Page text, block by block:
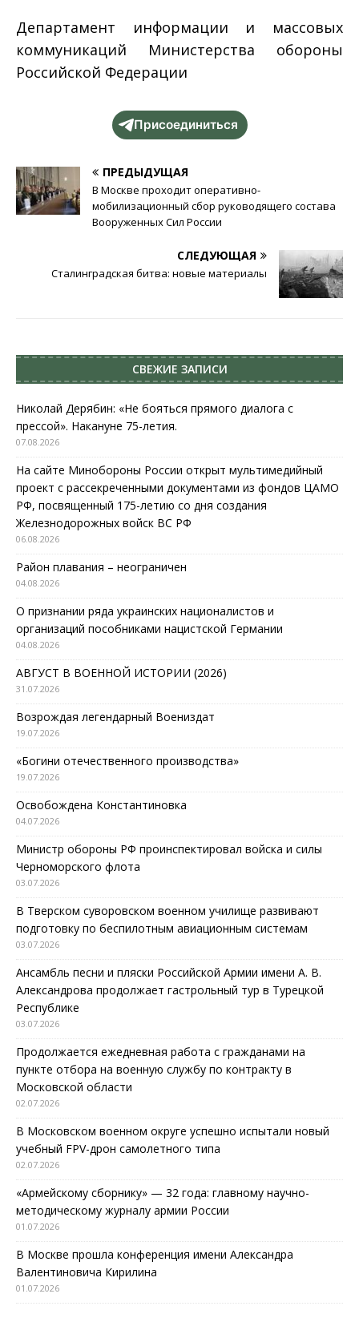
Департамент информации и массовых
коммуникаций Министерства обороны
Российской Федерации
Присоединиться
ПРЕДЫДУЩАЯ
В Москве проходит оперативно-
мобилизационный сбор руководящего состава
Вооруженных Сил России
СЛЕДУЮЩАЯ
Сталинградская битва: новые материалы
СВЕЖИЕ ЗАПИСИ
Николай Дерябин: «Не бояться прямого диалога с
прессой». Накануне 75-летия.
07.08.2026
На сайте Минобороны России открыт мультимедийный
проект с рассекреченными документами из фондов ЦАМО
РФ, посвященный 175-летию со дня создания
Железнодорожных войск ВС РФ
06.08.2026
Район плавания – неограничен
04.08.2026
О признании ряда украинских националистов и
организаций пособниками нацистской Германии
04.08.2026
АВГУСТ В ВОЕННОЙ ИСТОРИИ (2026)
31.07.2026
Возрождая легендарный Воениздат
19.07.2026
«Богини отечественного производства»
19.07.2026
Освобождена Константиновка
04.07.2026
Министр обороны РФ проинспектировал войска и силы
Черноморского флота
03.07.2026
В Тверском суворовском военном училище развивают
подготовку по беспилотным авиационным системам
03.07.2026
Ансамбль песни и пляски Российской Армии имени А. В.
Александрова продолжает гастрольный тур в Турецкой
Республике
03.07.2026
Продолжается ежедневная работа с гражданами на
пункте отбора на военную службу по контракту в
Московской области
02.07.2026
В Московском военном округе успешно испытали новый
учебный FPV-дрон самолетного типа
02.07.2026
«Армейскому сборнику» — 32 года: главному научно-
методическому журналу армии России
01.07.2026
В Москве прошла конференция имени Александра
Валентиновича Кирилина
01.07.2026